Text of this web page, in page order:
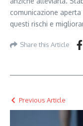
comunicazione
questi rischi e
Share this Article
Previous Article